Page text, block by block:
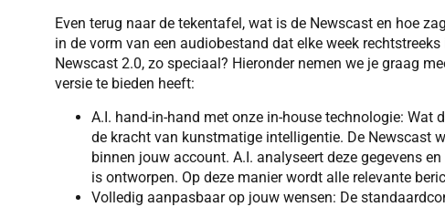
Even terug naar de tekentafel, wat is de Newscast en hoe
in de vorm van een audiobestand dat elke week
Newscast 2.0, zo speciaal? Hieronder nemen we je graag
versie te bieden heeft:
A.I. hand-in-hand met onze in-house technologie: Wat
de kracht van kunstmatige intelligentie. De Newscast
binnen jouw account. A.I. analyseert deze gegevens
is ontworpen. Op deze manier wordt alle relevante
Volledig aanpasbaar op jouw wensen: De